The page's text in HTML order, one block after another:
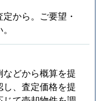
から。ご要望・
どから概算を提
、査定価格を提